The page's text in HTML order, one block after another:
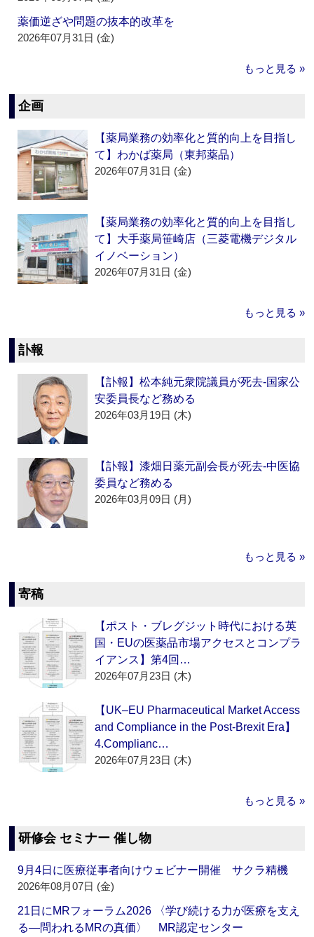
薬価逆ざや問題の抜本的改革を
2026年07月31日 (金)
もっと見る »
企画
【薬局業務の効率化と質的向上を目指し
て】わかば薬局（東邦薬品）
2026年07月31日 (金)
【薬局業務の効率化と質的向上を目指し
て】大手薬局笹崎店（三菱電機デジタル
イノベーション）
2026年07月31日 (金)
もっと見る »
訃報
【訃報】松本純元衆院議員が死去‐国家公
安委員長など務める
2026年03月19日 (木)
【訃報】漆畑日薬元副会長が死去‐中医協
委員など務める
2026年03月09日 (月)
もっと見る »
寄稿
【ポスト・ブレグジット時代における英
国・EUの医薬品市場アクセスとコンプラ
イアンス】第4回…
2026年07月23日 (木)
【UK–EU Pharmaceutical Market Access
and Compliance in the Post-Brexit Era】
4.Complianc…
2026年07月23日 (木)
もっと見る »
研修会 セミナー 催し物
9月4日に医療従事者向けウェビナー開催 サクラ精機
2026年08月07日 (金)
21日にMRフォーラム2026 〈学び続ける力が医療を支え
る―問われるMRの真価〉 MR認定センター